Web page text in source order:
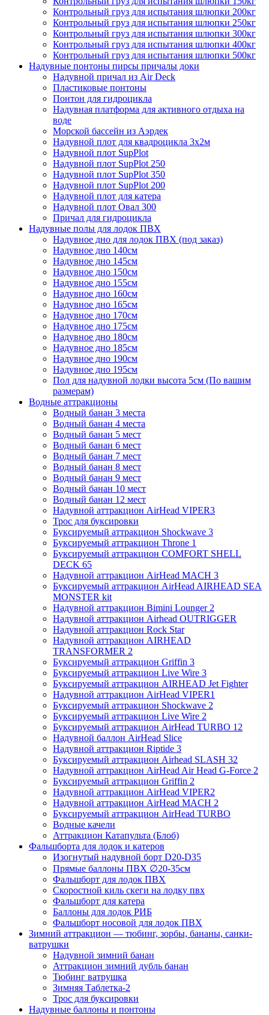
Контрольный груз для испытания шлюпки 200кг
Контрольный груз для испытания шлюпки 250кг
Контрольный груз для испытания шлюпки 300кг
Контрольный груз для испытания шлюпки 400кг
Контрольный груз для испытания шлюпки 500кг
Надувные понтоны пирсы причалы доки
Надувной причал из Air Deck
Пластиковые понтоны
Понтон для гидроцикла
Надувная платформа для активного отдыха на
воде
Морской бассейн из Аэрдек
Надувной плот для квадроцикла 3х2м
Надувной плот SupPlot
Надувной плот SupPlot 250
Надувной плот SupPlot 350
Надувной плот SupPlot 200
Надувной плот для катера
Надувной плот Овал 300
Причал для гидроцикла
Надувные полы для лодок ПВХ
Надувное дно для лодок ПВХ (под заказ)
Надувное дно 140см
Надувное дно 145см
Надувное дно 150см
Надувное дно 155см
Надувное дно 160см
Надувное дно 165см
Надувное дно 170см
Надувное дно 175см
Надувное дно 180см
Надувное дно 185см
Надувное дно 190см
Надувное дно 195см
Пол для надувной лодки высота 5см (По вашим
размерам)
Водные аттракционы
Водный банан 3 места
Водный банан 4 места
Водный банан 5 мест
Водный банан 6 мест
Водный банан 7 мест
Водный банан 8 мест
Водный банан 9 мест
Водный банан 10 мест
Водный банан 12 мест
Надувной аттракцион AirHead VIPER3
Трос для буксировки
Буксируемый аттракцион Shockwave 3
Буксируемый аттракцион Throne 1
Буксируемый аттракцион COMFORT SHELL
DECK 65
Надувной аттракцион AirHead MACH 3
Буксируемый аттракцион AirHead AIRHEAD SEA
MONSTER kit
Надувной аттракцион Bimini Lounger 2
Надувной аттракцион Airhead OUTRIGGER
Надувной аттракцион Rock Star
Надувной аттракцион AIRHEAD
TRANSFORMER 2
Буксируемый аттракцион Griffin 3
Буксируемый аттракцион Live Wire 3
Буксируемый аттракцион AIRHEAD Jet Fighter
Надувной аттракцион AirHead VIPER1
Буксируемый аттракцион Shockwave 2
Буксируемый аттракцион Live Wire 2
Буксируемый аттракцион AirHead TURBO 12
Надувной баллон AirHead Slice
Надувной аттракцион Riptide 3
Буксируемый аттракцион Airhead SLASH 32
Надувной аттракцион AirHead Air Head G-Force 2
Буксируемый аттракцион Griffin 2
Надувной аттракцион AirHead VIPER2
Надувной аттракцион AirHead MACH 2
Буксируемый аттракцион AirHead TURBO
Водные качели
Аттракцион Катапульта (Блоб)
Фальшборта для лодок и катеров
Изогнутый надувной борт D20-D35
Прямые баллоны ПВХ ∅20-35см
Фальшборт для лодок ПВХ
Скоростной киль скеги на лодку пвх
Фальшборт для катера
Баллоны для лодок РИБ
Фальшборт носовой для лодок ПВХ
Зимний аттракцион — тюбинг, зорбы, бананы, санки-
ватрушки
Надувной зимний банан
Аттракцион зимний дубль банан
Тюбинг ватрушка
Зимняя Таблетка-2
Трос для буксировки
Надувные баллоны и понтоны